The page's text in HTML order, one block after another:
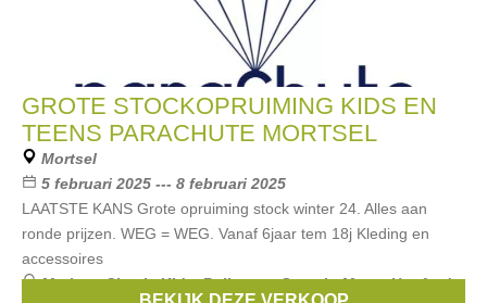
GROTE STOCKOPRUIMING KIDS EN
TEENS PARACHUTE MORTSEL
Mortsel
5 februari 2025 --- 8 februari 2025
LAATSTE KANS Grote opruiming stock winter 24. Alles aan
ronde prijzen. WEG = WEG. Vanaf 6jaar tem 18j Kleding en
accessoires
Merken:Simple Kids,Bellerose,Scotch,Maan,Hartford,